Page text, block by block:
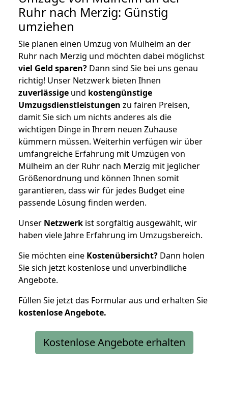
Ruhr nach Merzig: Günstig
umziehen
Sie planen einen Umzug von Mülheim an der
Ruhr nach Merzig und möchten dabei möglichst
viel Geld sparen? Dann sind Sie bei uns genau
richtig! Unser Netzwerk bieten Ihnen
zuverlässige und kostengünstige
Umzugsdienstleistungen zu fairen Preisen,
damit Sie sich um nichts anderes als die
wichtigen Dinge in Ihrem neuen Zuhause
kümmern müssen. Weiterhin verfügen wir über
umfangreiche Erfahrung mit Umzügen von
Mülheim an der Ruhr nach Merzig mit jeglicher
Größenordnung und können Ihnen somit
garantieren, dass wir für jedes Budget eine
passende Lösung finden werden.
Unser Netzwerk ist sorgfältig ausgewählt, wir
haben viele Jahre Erfahrung im Umzugsbereich.
Sie möchten eine Kostenübersicht? Dann holen
Sie sich jetzt kostenlose und unverbindliche
Angebote.
Füllen Sie jetzt das Formular aus und erhalten Sie
kostenloseAngebote.
Kostenlose Angebote erhalten